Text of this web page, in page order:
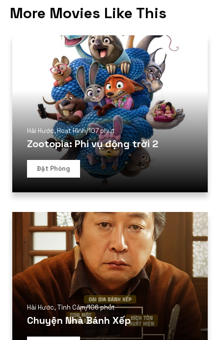
More Movies Like This
Hài Hước,Hoạt Hình/107 phút
Zootopia: Phi vụ động trời 2
Đặt Phòng
Hài Hước,Tình Cảm/106 phút
Chuyện Nhà Bánh Xếp